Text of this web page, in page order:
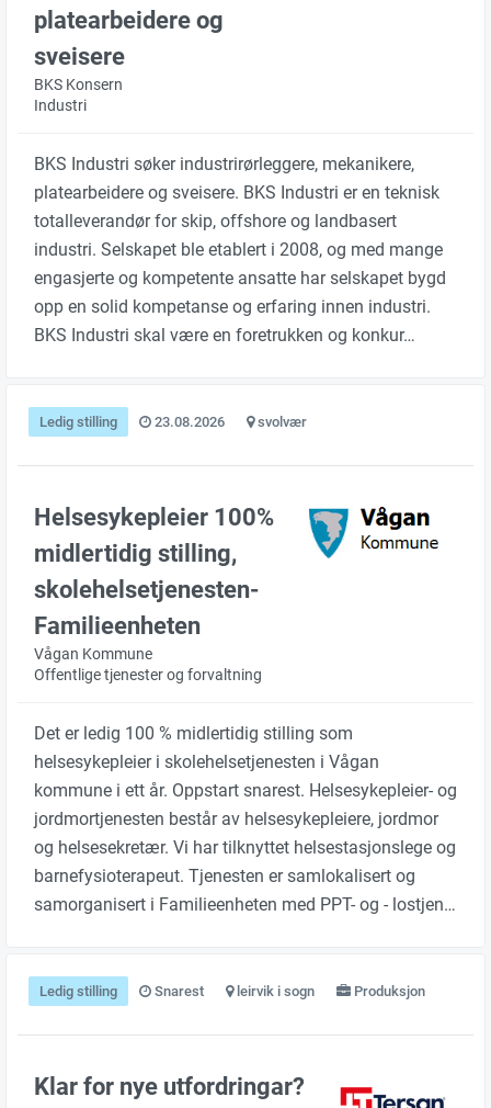
platearbeidere og
sveisere
BKS Konsern
Industri
BKS Industri søker industrirørleggere, mekanikere,
platearbeidere og sveisere. BKS Industri er en teknisk
totalleverandør for skip, offshore og landbasert
industri. Selskapet ble etablert i 2008, og med mange
engasjerte og kompetente ansatte har selskapet bygd
opp en solid kompetanse og erfaring innen industri.
BKS Industri skal være en foretrukken og konkur…
Ledig stilling 23.08.2026 svolvær
Helsesykepleier 100%
midlertidig stilling,
skolehelsetjenesten-
Familieenheten
Vågan Kommune
Offentlige tjenester og forvaltning
Det er ledig 100 % midlertidig stilling som
helsesykepleier i skolehelsetjenesten i Vågan
kommune i ett år. Oppstart snarest. Helsesykepleier- og
jordmortjenesten består av helsesykepleiere, jordmor
og helsesekretær. Vi har tilknyttet helsestasjonslege og
barnefysioterapeut. Tjenesten er samlokalisert og
samorganisert i Familieenheten med PPT- og - lostjen…
Ledig stilling Snarest leirvik i sogn Produksjon
Klar for nye utfordringar?